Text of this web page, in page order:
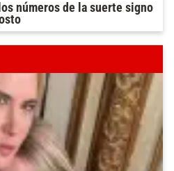
números de la suerte signo